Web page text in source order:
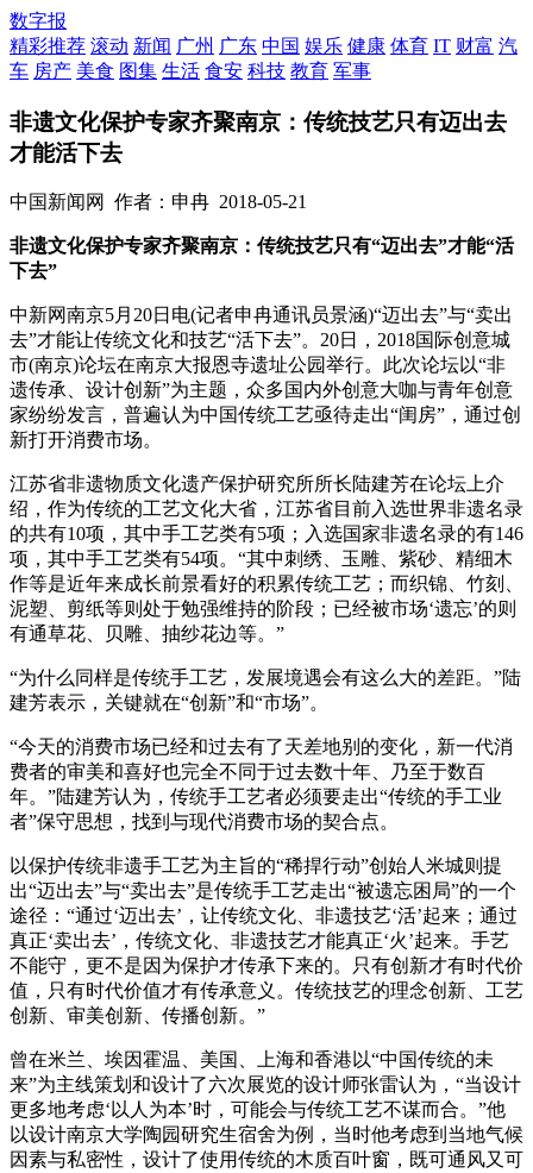
数字报
精彩推荐 滚动 新闻 广州 广东 中国 娱乐 健康 体育 IT 财富 汽
车 房产 美食 图集 生活 食安 科技 教育 军事
非遗文化保护专家齐聚南京：传统技艺只有迈出去
才能活下去
中国新闻网 作者：申冉 2018-05-21
非遗文化保护专家齐聚南京：传统技艺只有“迈出去”才能“活
下去”
中新网南京5月20日电(记者申冉通讯员景涵)“迈出去”与“卖出
去”才能让传统文化和技艺“活下去”。20日，2018国际创意城
市(南京)论坛在南京大报恩寺遗址公园举行。此次论坛以“非
遗传承、设计创新”为主题，众多国内外创意大咖与青年创意
家纷纷发言，普遍认为中国传统工艺亟待走出“闺房”，通过创
新打开消费市场。
江苏省非遗物质文化遗产保护研究所所长陆建芳在论坛上介
绍，作为传统的工艺文化大省，江苏省目前入选世界非遗名录
的共有10项，其中手工艺类有5项；入选国家非遗名录的有146
项，其中手工艺类有54项。“其中刺绣、玉雕、紫砂、精细木
作等是近年来成长前景看好的积累传统工艺；而织锦、竹刻、
泥塑、剪纸等则处于勉强维持的阶段；已经被市场‘遗忘’的则
有通草花、贝雕、抽纱花边等。”
“为什么同样是传统手工艺，发展境遇会有这么大的差距。”陆
建芳表示，关键就在“创新”和“市场”。
“今天的消费市场已经和过去有了天差地别的变化，新一代消
费者的审美和喜好也完全不同于过去数十年、乃至于数百
年。”陆建芳认为，传统手工艺者必须要走出“传统的手工业
者”保守思想，找到与现代消费市场的契合点。
以保护传统非遗手工艺为主旨的“稀捍行动”创始人米城则提
出“迈出去”与“卖出去”是传统手工艺走出“被遗忘困局”的一个
途径：“通过‘迈出去’，让传统文化、非遗技艺‘活’起来；通过
真正‘卖出去’，传统文化、非遗技艺才能真正‘火’起来。手艺
不能守，更不是因为保护才传承下来的。只有创新才有时代价
值，只有时代价值才有传承意义。传统技艺的理念创新、工艺
创新、审美创新、传播创新。”
曾在米兰、埃因霍温、美国、上海和香港以“中国传统的未
来”为主线策划和设计了六次展览的设计师张雷认为，“当设计
更多地考虑‘以人为本’时，可能会与传统工艺不谋而合。”他
以设计南京大学陶园研究生宿舍为例，当时他考虑到当地气候
因素与私密性，设计了使用传统的木质百叶窗，既可通风又可